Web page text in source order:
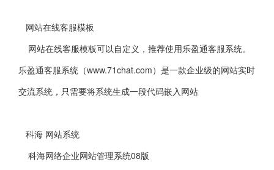
网站在线客服模板
网站在线客服模板可以自定义，推荐使用乐盈通客服系统。
乐盈通客服系统（www.71chat.com）是一款企业级的网站实时
交流系统，只需要将系统生成一段代码嵌入网站
科海 网站系统
科海网络企业网站管理系统08版